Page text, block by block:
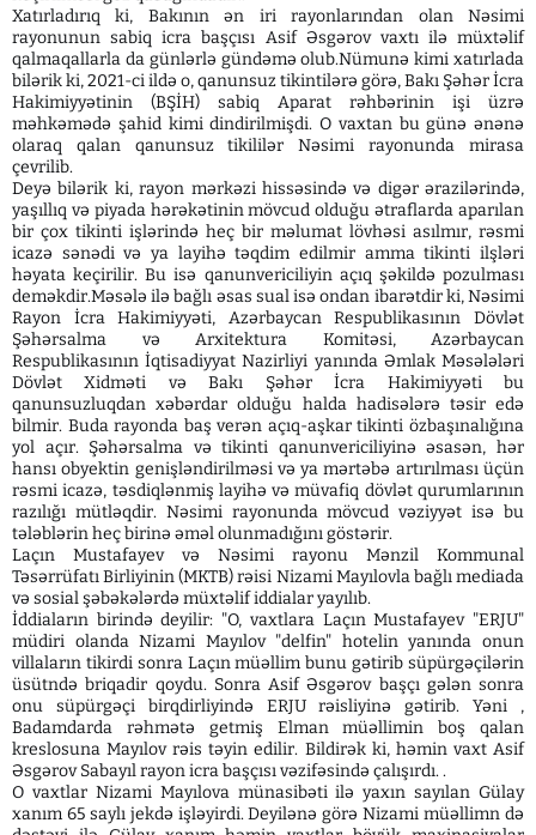
Xatırladırıq ki, Bakının ən iri rayonlarından olan Nəsimi
rayonunun sabiq icra başçısı Asif Əsgərov vaxtı ilə müxtəlif
qalmaqallarla da günlərlə gündəmə olub.Nümunə kimi xatırlada
bilərik ki, 2021-ci ildə o, qanunsuz tikintilərə görə, Bakı Şəhər İcra
Hakimiyyətinin (BŞİH) sabiq Aparat rəhbərinin işi üzrə
məhkəmədə şahid kimi dindirilmişdi. O vaxtan bu günə ənənə
olaraq qalan qanunsuz tikililər Nəsimi rayonunda mirasa
çevrilib.
Deyə bilərik ki, rayon mərkəzi hissəsində və digər ərazilərində,
yaşıllıq və piyada hərəkətinin mövcud olduğu ətraflarda aparılan
bir çox tikinti işlərində heç bir məlumat lövhəsi asılmır, rəsmi
icazə sənədi və ya layihə təqdim edilmir amma tikinti ilşləri
həyata keçirilir. Bu isə qanunvericiliyin açıq şəkildə pozulması
deməkdir.Məsələ ilə bağlı əsas sual isə ondan ibarətdir ki, Nəsimi
Rayon İcra Hakimiyyəti, Azərbaycan Respublikasının Dövlət
Şəhərsalma və Arxitektura Komitəsi, Azərbaycan
Respublikasının İqtisadiyyat Nazirliyi yanında Əmlak Məsələləri
Dövlət Xidməti və Bakı Şəhər İcra Hakimiyyəti bu
qanunsuzluqdan xəbərdar olduğu halda hadisələrə təsir edə
bilmir. Buda rayonda baş verən açıq-aşkar tikinti özbaşınalığına
yol açır. Şəhərsalma və tikinti qanunvericiliyinə əsasən, hər
hansı obyektin genişləndirilməsi və ya mərtəbə artırılması üçün
rəsmi icazə, təsdiqlənmiş layihə və müvafiq dövlət qurumlarının
razılığı mütləqdir. Nəsimi rayonunda mövcud vəziyyət isə bu
tələblərin heç birinə əməl olunmadığını göstərir.
Laçın Mustafayev və Nəsimi rayonu Mənzil Kommunal
Təsərrüfatı Birliyinin (MKTB) rəisi Nizami Mayılovla bağlı mediada
və sosial şəbəkələrdə müxtəlif iddialar yayılıb.
İddiaların birində deyilir: "O, vaxtlara Laçın Mustafayev "ERJU"
müdiri olanda Nizami Mayılov "delfin" hotelin yanında onun
villaların tikirdi sonra Laçın müəllim bunu gətirib süpürgəçilərin
üsütndə briqadir qoydu. Sonra Asif Əsgərov başçı gələn sonra
onu süpürgəçi birqdirliyində ERJU rəisliyinə gətirib. Yəni ,
Badamdarda rəhmətə getmiş Elman müəllimin boş qalan
kreslosuna Mayılov rəis təyin edilir. Bildirək ki, həmin vaxt Asif
Əsgərov Sabayıl rayon icra başçısı vəzifəsində çalışırdı. .
O vaxtlar Nizami Mayılova münasibəti ilə yaxın sayılan Gülay
xanım 65 saylı jekdə işləyirdi. Deyilənə görə Nizami müəllimn də